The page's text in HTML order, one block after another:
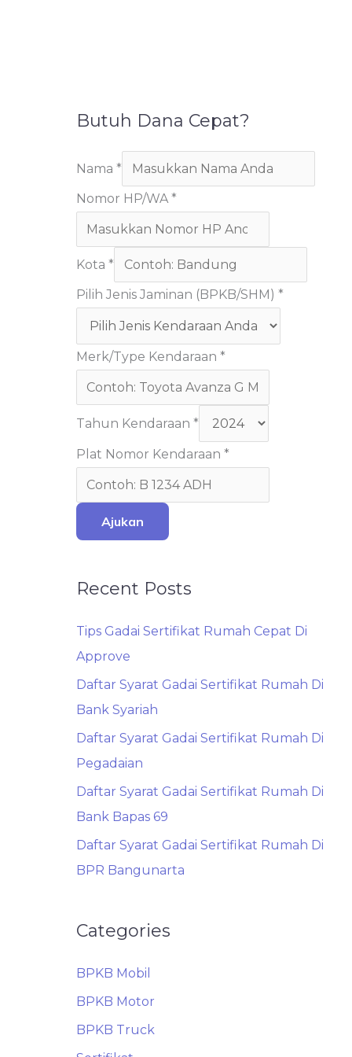
Butuh Dana Cepat?
Nama *
Nomor HP/WA *
Kota *
Pilih Jenis Jaminan (BPKB/SHM) *
Merk/Type Kendaraan *
Tahun Kendaraan *
Plat Nomor Kendaraan *
Ajukan
Recent Posts
Tips Gadai Sertifikat Rumah Cepat Di
Approve
Daftar Syarat Gadai Sertifikat Rumah Di
Bank Syariah
Daftar Syarat Gadai Sertifikat Rumah Di
Pegadaian
Daftar Syarat Gadai Sertifikat Rumah Di
Bank Bapas 69
Daftar Syarat Gadai Sertifikat Rumah Di
BPR Bangunarta
Categories
BPKB Mobil
BPKB Motor
BPKB Truck